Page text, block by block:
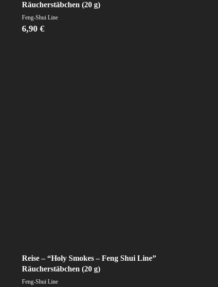
Räucherstäbchen (20 g)
Feng-Shui Line
6,90 €
Reise – “Holy Smokes – Feng Shui Line”
Räucherstäbchen (20 g)
Feng-Shui Line